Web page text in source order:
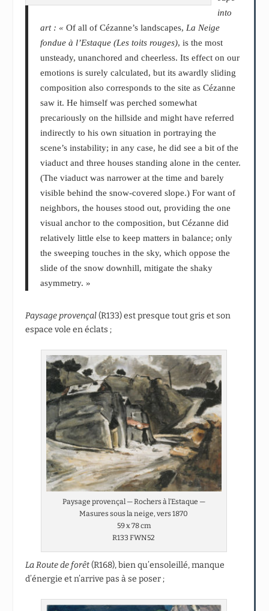
into
art : «Of all of Cézanne’s landscapes, La Neige
fondueà l’Estaque (Les toits rouges), is the most
unsteady, unanchored and cheerless. Its effect on our
emotions is surely calculated, but its awardly sliding
composition also corresponds to the site as Cézanne
saw it. He himself was perched somewhat
precariously on the hillside and might have referred
indirectly to his own situation in portraying the
scene’s instability; in any case, he did see a bit of the
viaduct and three houses standing alone in the center.
(The viaduct was narrower at the time and barely
visible behind the snow-covered slope.) For want of
neighbors, the houses stood out, providing the one
visual anchor to the composition, but Cézanne did
relatively little else to keep matters in balance; only
the sweeping touches in the sky, which oppose the
slide of the snow downhill, mitigate the shaky
asymmetry. »
Paysage provençal(R133) est presque tout gris et son
espace vole en éclats ;
Paysage provençal — Rochers à l’Estaque —
Masures sous la neige, vers 1870
59 x 78 cm
R133 FWN52
La Route de forêt(R168), bien qu’ensoleillé, manque
d’énergie et n’arrive pas à se poser ;